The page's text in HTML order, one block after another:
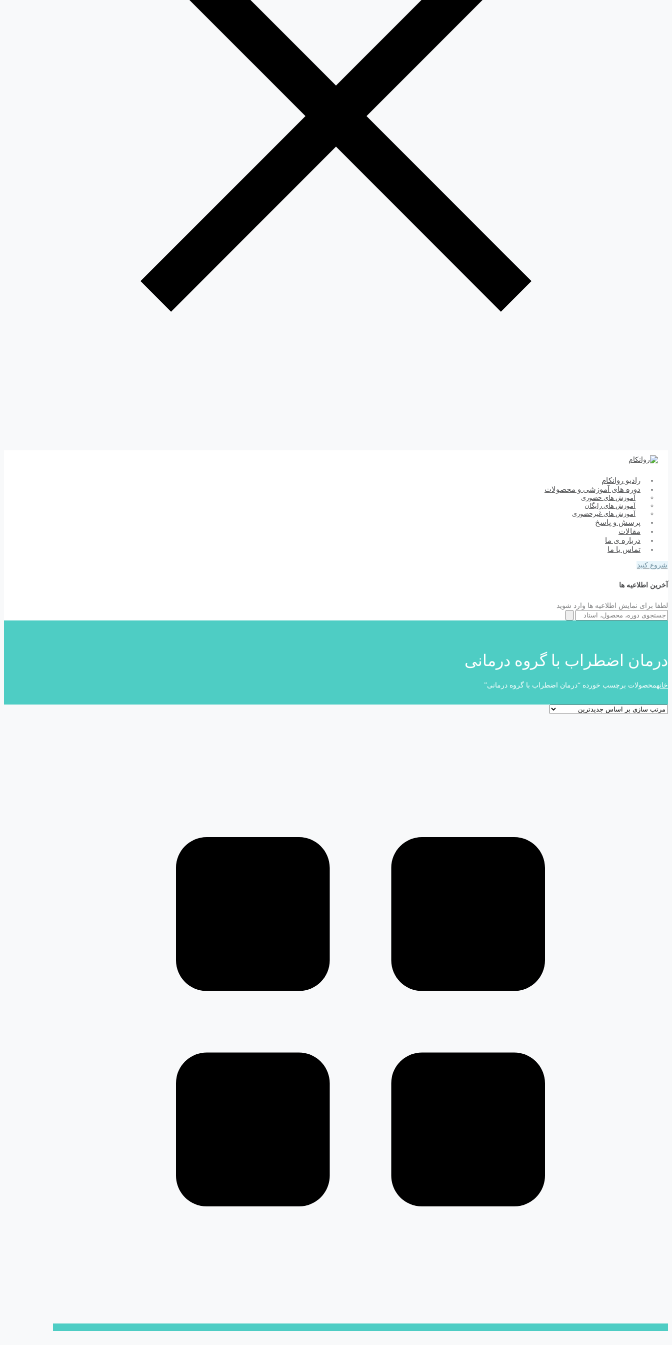
رادیو روانکام
دوره های آموزشی و محصولات
آموزش های حضوری
آموزش های رایگان
آموزش های غیرحضوری
پرسش و پاسخ
مقالات
درباره ی ما
تماس با ما
شروع کنید
آخرین اطلاعیه ها
لطفا برای نمایش اطلاعیه ها وارد شوید
درمان اضطراب با گروه درمانی
خانهمحصولات برچسب خورده “درمان اضطراب با گروه درمانی”